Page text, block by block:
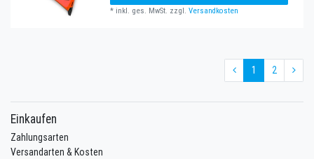
* inkl. ges. MwSt. zzgl.Versandkosten
1 2
Einkaufen
Zahlungsarten
Versandarten & Kosten